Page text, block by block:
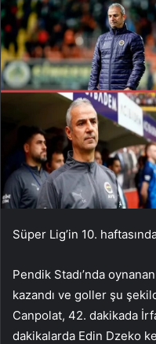
Süper Lig’in 10.
Pendik Stadı’nda
kazandı ve goller şu
Canpolat, 42. dakikada
dakikalarda Edin Dzeko